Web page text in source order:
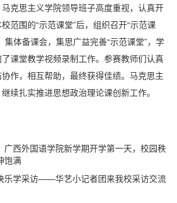
克思主义学院领导班子高度重视，认真开
范围的“示范课堂”后，组织召开“示范课
集体备课会，集思广益完善“示范课堂”，学
课堂教学视频录制工作。参赛教师们认真
作，相互帮助，最终获得佳绩。马克思主
续扎实推进思想政治理论课创新工作。
广西外国语学院新学期开学第一天，校园秩
饱满
乐学采访——华艺小记者团来我校采访交流